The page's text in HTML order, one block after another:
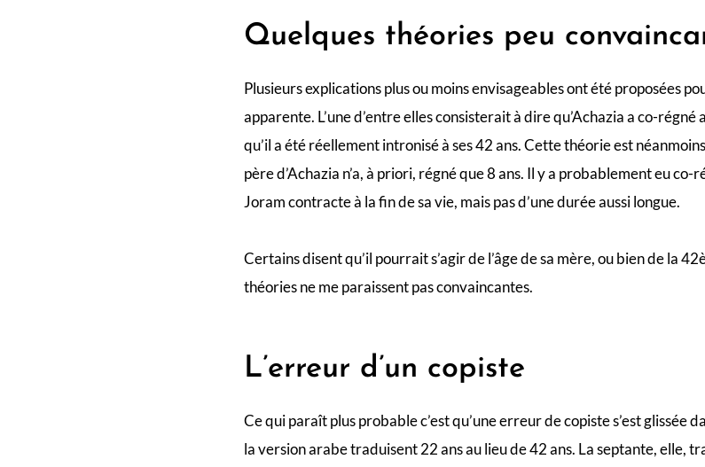
Quelques théories peu
Plusieurs explications plus ou moins envisageables ont été proposées
apparente. L’une d’entre elles consisterait à dire qu’Achazia a co-
qu’il a été réellement intronisé à ses 42 ans. Cette théorie est
père d’Achazia n’a, à priori, régné que 8 ans. Il y a probablement eu
Joram contracte à la fin de sa vie, mais pas d’une durée aussi longue.
Certains disent qu’il pourrait s’agir de l’âge de sa mère, ou bien de la
théories ne me paraissent pas convaincantes.
L’erreur d’un copiste
Ce qui paraît plus probable c’est qu’une erreur de copiste s’est glissée
la version arabe traduisent 22 ans au lieu de 42 ans. La septante, elle,